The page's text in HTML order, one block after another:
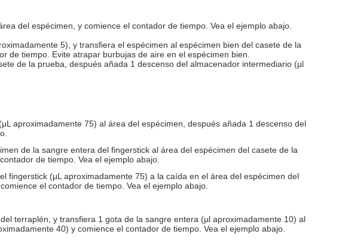
del espécimen, y comience el contador de tiempo. Vea el ejemplo abajo.
5), y transfiera el espécimen al espécimen bien del casete de la
de tiempo. Evite atrapar burbujas de aire en el espécimen bien.
de la prueba, después añada 1 descenso del almacenador intermediario (µl
aproximadamente 75) al área del espécimen, después añada 1 descenso del
de la sangre entera del fingerstick al área del espécimen del casete de la
de tiempo. Vea el ejemplo abajo.
fingerstick (μL aproximadamente 75) a la caída en el área del espécimen del
el contador de tiempo. Vea el ejemplo abajo.
terraplén, y transfiera 1 gota de la sangre entera (µl aproximadamente 10) al
40) y comience el contador de tiempo. Vea el ejemplo abajo.